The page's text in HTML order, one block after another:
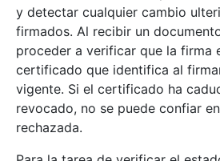
y detectar cualquier cambio
firmados. Al recibir un
proceder a verificar que la firma
certificado que identifica al
vigente. Si el certificado ha
revocado, no se puede confiar
rechazada.